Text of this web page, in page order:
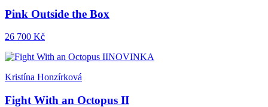
Pink Outside the Box
26 700 Kč
NOVINKA
Kristína Honzírková
Fight With an Octopus II